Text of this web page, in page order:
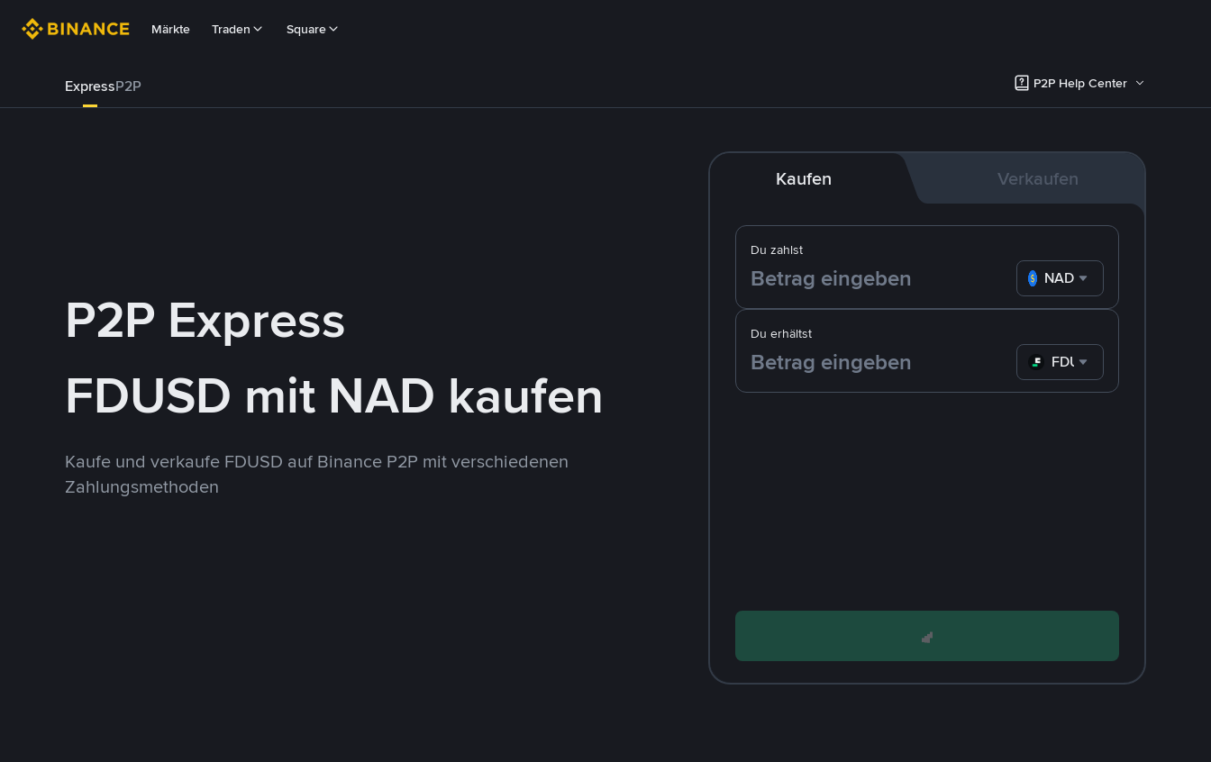
Märkte Traden Square
ExpressP2P P2P Help Center
P2P Express
FDUSD mit NAD kaufen
Kaufe und verkaufe FDUSD auf Binance P2P mit verschiedenen
Zahlungsmethoden
Kaufen Verkaufen
Du zahlst
NAD
Du erhältst
FDUSD